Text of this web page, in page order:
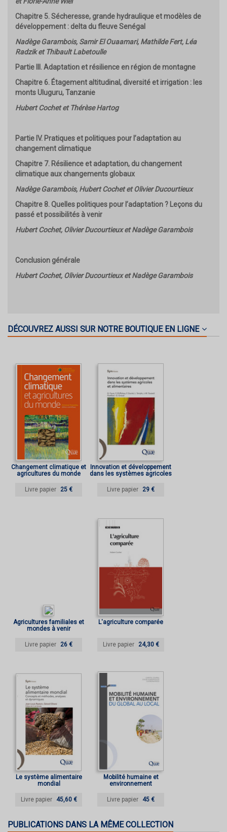
Chapitre 5. Sécheresse, grande hydraulique et modèles de
développement : delta du fleuve Senégal
Nadège Garambois, Samir El Ouaamari, Mathilde Fert, Léa
Radzik et Thibault Labetoulle
Partie III. Adaptation et résilience en région de montagne
Chapitre 6. Étagement altitudinal, diversité et irrigation : les
monts Uluguru, Tanzanie
Hubert Cochet et Thérèse Hartog
Partie IV. Pratiques et politiques pour l’adaptation au
changement climatique
Chapitre 7. Résilience et adaptation, du changement
climatique aux changements globaux
Nadège Garambois, Hubert Cochet et Olivier Ducourtieux
Chapitre 8. Quelles politiques pour l’adaptation ? Leçons du
passé et possibilités à venir
Hubert Cochet, Olivier Ducourtieux et Nadège Garambois
Conclusion générale
Hubert Cochet, Olivier Ducourtieux et Nadège Garambois
DÉCOUVREZ AUSSI SUR NOTRE BOUTIQUE EN LIGNE
Changement climatique et
agricultures du monde
Livre papier 25 €
Innovation et développement
dans les systèmes agricoles
Livre papier
29 €
Agricultures familiales et
mondes à venir
Livre papier 26 €
L'agriculture comparée
Livre papier 24,30 €
Le système alimentaire
mondial
Livre papier 45,60 €
Mobilité humaine et
environnement
Livre papier 45 €
PUBLICATIONS DANS LA MÊME COLLECTION